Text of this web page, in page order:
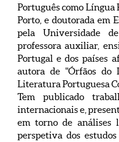
Português como
Porto, e doutorada em
pela Universidade
professora auxiliar,
Portugal e dos países
autora de "Órfãos do
Literatura Portuguesa
Tem publicado
internacionais e,
em torno de
perspetiva dos